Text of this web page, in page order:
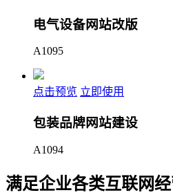
电气设备网站改版
A1095
点击预览 立即使用
包装品牌网站建设
A1094
满足企业各类互联网